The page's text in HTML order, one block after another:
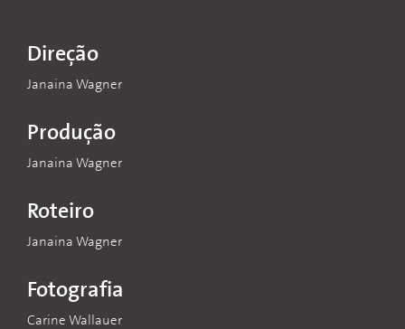
Direção
Janaina Wagner
Produção
Janaina Wagner
Roteiro
Janaina Wagner
Fotografia
Carine Wallauer